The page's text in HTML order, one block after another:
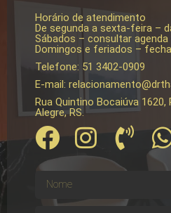
Horário de atendimento
De segunda a sexta-feira –
Sábados – consultar agenda
Domingos e feriados –
Telefone: 51 3402-0909
E-mail:
Rua Quintino Bocaiúva
Alegre, RS.